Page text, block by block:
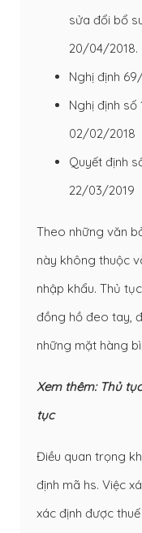
sửa đổi bổ
20/04/2018.
Nghị định
Nghị định
02/02/2018
Quyết định
22/03/2019
Theo những văn
này không thuộc
nhập khẩu. Thủ
đồng hồ đeo tay,
những mặt hàng
Xem thêm: Thủ
tục
Điều quan trọng
định mã hs. Việc
xác định được